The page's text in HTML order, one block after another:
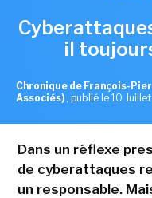
il
Chronique de François-
Associés) , publié le 10
Dans un réflexe
de cyberattaques
un responsable.